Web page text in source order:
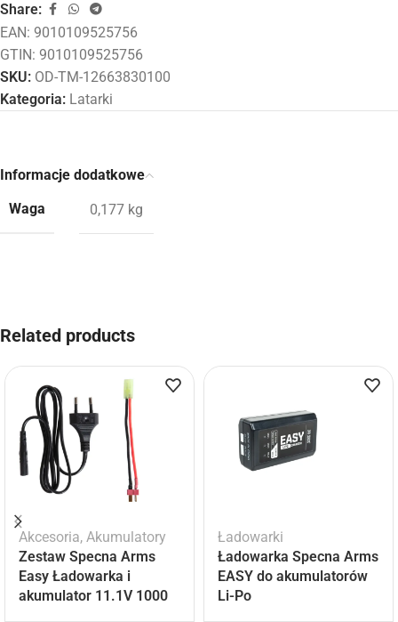
Share:
EAN: 9010109525756
GTIN: 9010109525756
SKU: OD-TM-12663830100
Kategoria: Latarki
Informacje dodatkowe
Waga
0,177 kg
Related products
Akcesoria, Akumulatory
Zestaw Specna Arms
Easy Ładowarka i
akumulator 11.1V 1000
Ładowarki
Ładowarka Specna Arms
EASY do akumulatorów
Li-Po